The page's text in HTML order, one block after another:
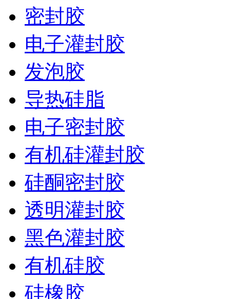
密封胶
电子灌封胶
发泡胶
导热硅脂
电子密封胶
有机硅灌封胶
硅酮密封胶
透明灌封胶
黑色灌封胶
有机硅胶
硅橡胶